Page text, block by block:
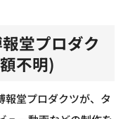
堂プロダク
不明)
報堂プロダクツが、タ